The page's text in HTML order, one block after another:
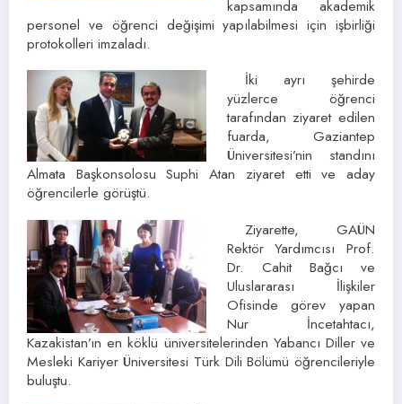
kapsamında akademik
personel ve öğrenci değişimi yapılabilmesi için işbirliği
protokolleri imzaladı.
İki ayrı şehirde
yüzlerce öğrenci
tarafından ziyaret edilen
fuarda, Gaziantep
Üniversitesi’nin standını
Almata Başkonsolosu Suphi Atan ziyaret etti ve aday
öğrencilerle görüştü.
Ziyarette, GAÜN
Rektör Yardımcısı Prof.
Dr. Cahit Bağcı ve
Uluslararası İlişkiler
Ofisinde görev yapan
Nur İncetahtacı,
Kazakistan’ın en köklü üniversitelerinden Yabancı Diller ve
Mesleki Kariyer Üniversitesi Türk Dili Bölümü öğrencileriyle
buluştu.